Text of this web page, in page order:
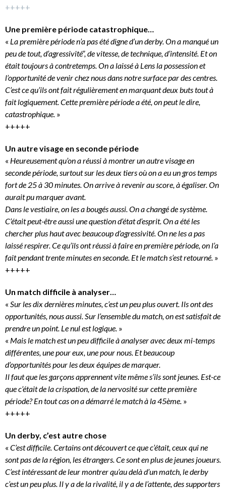
+++++
Une première période catastrophique…
« La première période n’a pas été digne d’un derby. On a manqué un
peu de tout, d’agressivité”, de vitesse, de technique, d’intensité. Et on
était toujours à contretemps. On a laissé à Lens la possession et
l’opportunité de venir chez nous dans notre surface par des centres.
C’est ce qu’ils ont fait régulièrement en marquant deux buts tout à
fait logiquement. Cette première période a été, on peut le dire,
catastrophique. »
+++++
Un autre visage en seconde période
« Heureusement qu’on a réussi à montrer un autre visage en
seconde période, surtout sur les deux tiers où on a eu un gros temps
fort de 25 à 30 minutes. On arrive à revenir au score, à égaliser. On
aurait pu marquer avant.
Dans le vestiaire, on les a bougés aussi. On a changé de système.
C’était peut-être aussi une question d’état d’esprit. On a été les
chercher plus haut avec beaucoup d’agressivité. On ne les a pas
laissé respirer. Ce qu’ils ont réussi à faire en première période, on l’a
fait pendant trente minutes en seconde. Et le match s’est retourné. »
+++++
Un match difficile à analyser…
« Sur les dix dernières minutes, c’est un peu plus ouvert. Ils ont des
opportunités, nous aussi. Sur l’ensemble du match, on est satisfait de
prendre un point. Le nul est logique. »
« Mais le match est un peu difficile à analyser avec deux mi-temps
différentes, une pour eux, une pour nous. Et beaucoup
d’opportunités pour les deux équipes de marquer.
Il faut que les garçons apprennent vite même s’ils sont jeunes. Est-ce
que c’était de la crispation, de la nervosité sur cette première
période? En tout cas on a démarré le match à la 45ème. »
+++++
Un derby, c’est autre chose
« C’est difficile. Certains ont découvert ce que c’était, ceux qui ne
sont pas de la région, les étrangers. Ce sont en plus de jeunes joueurs.
C’est intéressant de leur montrer qu’au delà d’un match, le derby
c’est un peu plus. Il y a de la rivalité, il y a de l’attente, des supporters